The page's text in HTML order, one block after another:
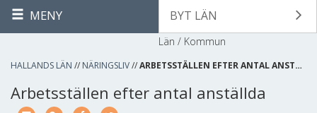
MENY BYT LÄN
Län / Kommun
HALLANDS LÄN // NÄRINGSLIV//ARBETSSTÄLLEN EFTER ANTAL ANST…
Arbetsställen efter antal anställda